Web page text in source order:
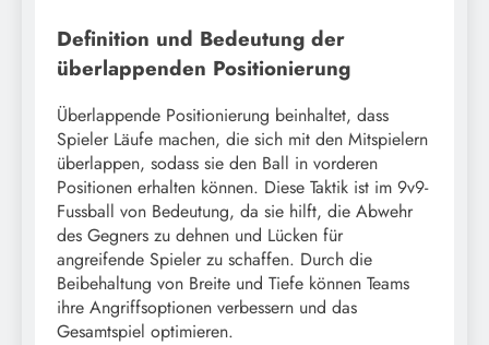
Definition und Bedeutung der
überlappenden Positionierung
Überlappende Positionierung beinhaltet, dass
Spieler Läufe machen, die sich mit den Mitspielern
überlappen, sodass sie den Ball in vorderen
Positionen erhalten können. Diese Taktik ist im 9v9-
Fussball von Bedeutung, da sie hilft, die Abwehr
des Gegners zu dehnen und Lücken für
angreifende Spieler zu schaffen. Durch die
Beibehaltung von Breite und Tiefe können Teams
ihre Angriffsoptionen verbessern und das
Gesamtspiel optimieren.